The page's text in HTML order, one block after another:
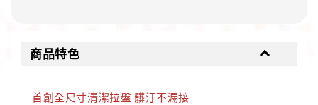
商品特色
首創全尺寸清潔拉盤 髒汙不漏接